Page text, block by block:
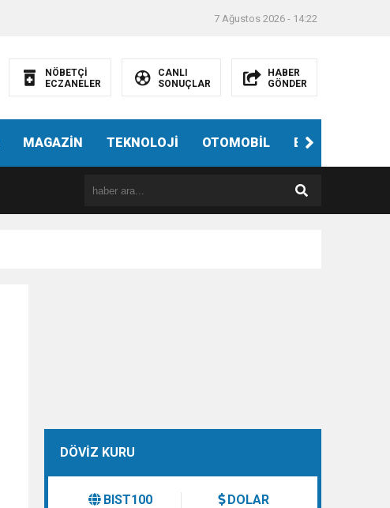
7 Ağustos 2026 - 14:22
NÖBETÇİ
ECZANELER
CANLI
SONUÇLAR
HABER
GÖNDER
MAGAZİN TEKNOLOJİ OTOMOBİL EĞİTİM
DÖVİZ KURU
BIST100 DOLAR